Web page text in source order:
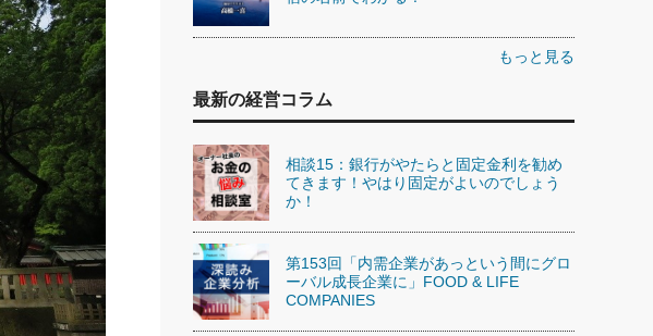
もっと見る
最新の経営コラム
相談15：銀行がやたらと固定金利を勧め
てきます！やはり固定がよいのでしょう
か！
第153回「内需企業があっという間にグロ
ーバル成長企業に」FOOD & LIFE
COMPANIES